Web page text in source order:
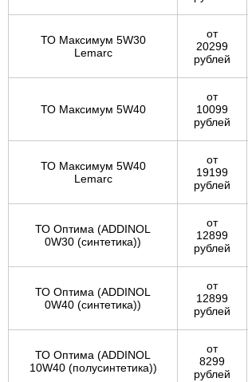
ТО Максимум 5W30
Lemarc
от
20299
рублей
ТО Максимум 5W40
от
10099
рублей
ТО Максимум 5W40
Lemarc
от
19199
рублей
ТО Оптима (ADDINOL
0W30 (синтетика))
от
12899
рублей
ТО Оптима (ADDINOL
0W40 (синтетика))
от
12899
рублей
ТО Оптима (ADDINOL
10W40 (полусинтетика))
от
8299
рублей